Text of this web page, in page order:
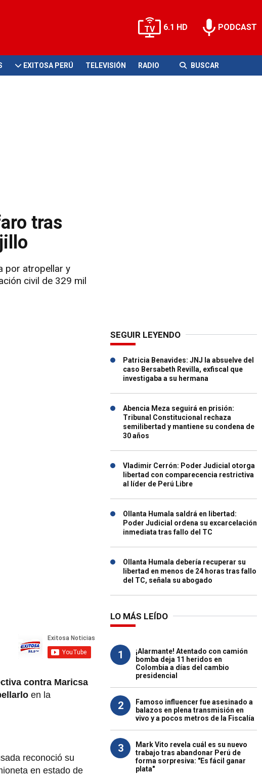
6.1 HD PODCAST
EXITOSA PERÚ TELEVISIÓN RADIO BUSCAR
tras
por atropellar y
civil de 329 mil
contra Maricsa
en la
reconoció su
en estado de
SEGUIR LEYENDO
Patricia Benavides: JNJ la absuelve del
caso Bersabeth Revilla, exfiscal que
investigaba a su hermana
Abencia Meza seguirá en prisión:
Tribunal Constitucional rechaza
semilibertad y mantiene su condena de
30 años
Vladimir Cerrón: Poder Judicial otorga
libertad con comparecencia restrictiva
al líder de Perú Libre
Ollanta Humala saldrá en libertad:
Poder Judicial ordena su excarcelación
inmediata tras fallo del TC
Ollanta Humala debería recuperar su
libertad en menos de 24 horas tras fallo
del TC, señala su abogado
LO MÁS LEÍDO
1
¡Alarmante! Atentado con camión
bomba deja 11 heridos en
Colombia a días del cambio
presidencial
2
Famoso influencer fue asesinado a
balazos en plena transmisión en
vivo y a pocos metros de la Fiscalía
3
Mark Vito revela cuál es su nuevo
trabajo tras abandonar Perú de
forma sorpresiva: "Es fácil ganar
plata"